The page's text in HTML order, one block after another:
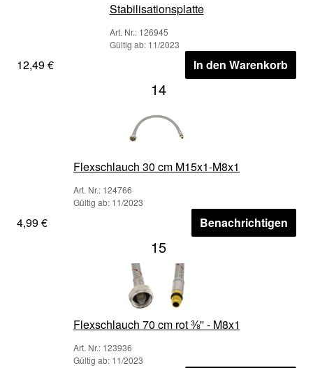
Stabilisationsplatte
Art. Nr.: 126945
Gültig ab: 11/2023
12,49 € In den Warenkorb
14
Flexschlauch 30 cm M15x1-M8x1
Art. Nr.: 124766
Gültig ab: 11/2023
4,99 € Benachrichtigen
15
Flexschlauch 70 cm rot ⅜'' - M8x1
Art. Nr.: 123936
Gültig ab: 11/2023